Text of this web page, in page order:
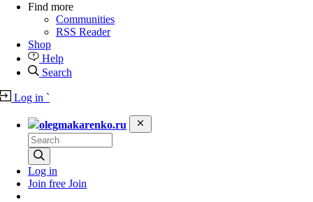
Find more
Communities
RSS Reader
Shop
Help
Search
Log in `
olegmakarenko.ru
Log in
Join free Join